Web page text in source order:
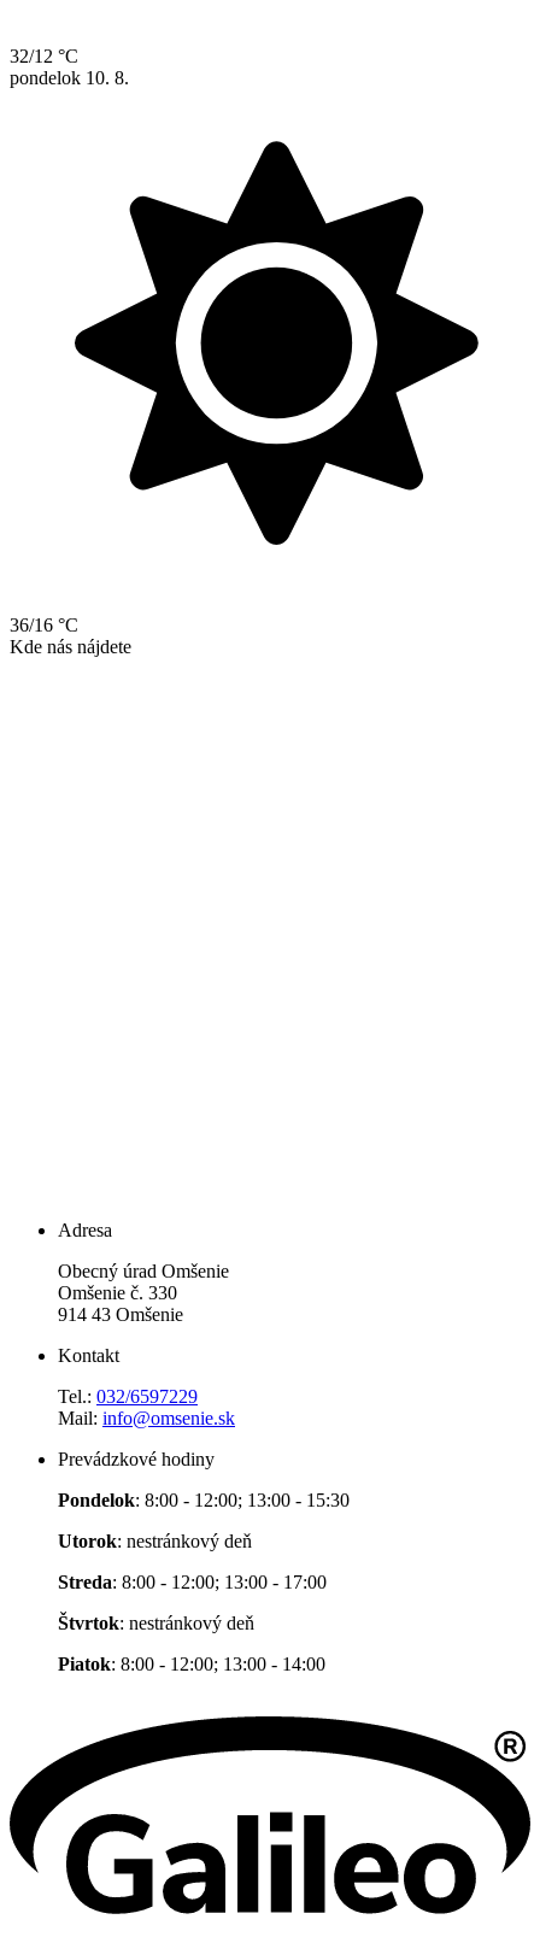
32/12 °C
pondelok 10. 8.
36/16 °C
Kde nás nájdete
Adresa
Obecný úrad Omšenie
Omšenie č. 330
914 43 Omšenie
Kontakt
Tel.: 032/6597229
Mail: info@omsenie.sk
Prevádzkové hodiny
Pondelok: 8:00 - 12:00; 13:00 - 15:30
Utorok: nestránkový deň
Streda: 8:00 - 12:00; 13:00 - 17:00
Štvrtok: nestránkový deň
Piatok: 8:00 - 12:00; 13:00 - 14:00